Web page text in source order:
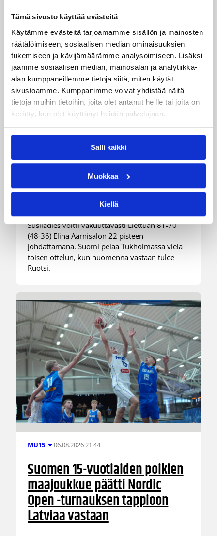
Tämä sivusto käyttää evästeitä
Käytämme evästeitä tarjoamamme sisällön ja mainosten
räätälöimiseen, sosiaalisen median ominaisuuksien
tukemiseen ja kävijämäärämme analysoimiseen. Lisäksi
jaamme sosiaalisen median, mainosalan ja analytiikka-
alan kumppaneillemme tietoja siitä, miten käytät
sivustoamme. Kumppanimme voivat yhdistää näitä
tietoja muihin tietoihin, joita olet antanut heille tai joita on
kerätty, kun olet käyttänyt heidän palvelujaan.
Salli kaikki
Muokkaa
Kiellä
Maaottelu 06.08.2026 21:44
Susiladiesin puolustus rautaa
Tukholmassa –
harvinaislaatuinen voitto
Susiladies nappasi harvinaislaatuisen voiton
Liettuasta Tukholmassa pelatussa maaottelussa.
Susiladies voitti vakuuttavasti Liettuan 81-70
(48-36) Elina Aarnisalon 22 pisteen
johdattamana. Suomi pelaa Tukholmassa vielä
toisen ottelun, kun huomenna vastaan tulee
Ruotsi.
MU15 06.08.2026 21:44
Suomen 15-vuotiaiden poikien
maajoukkue päätti Nordic
Open -turnauksen tappioon
Latviaa vastaan